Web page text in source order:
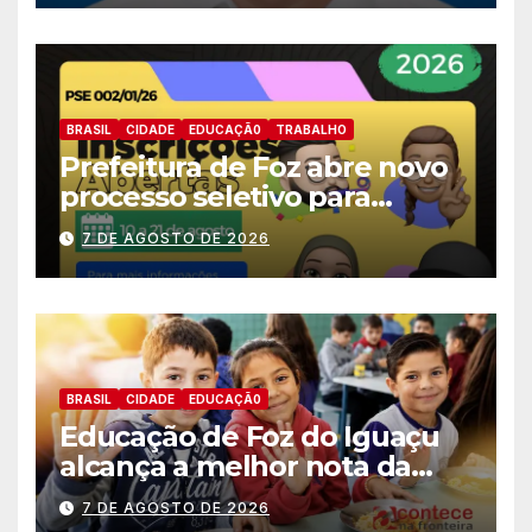
BRASIL CIDADE EDUCAÇÃ0 TRABALHO
Prefeitura de Foz abre novo
processo seletivo para
estagiários
7 DE AGOSTO DE 2026
BRASIL CIDADE EDUCAÇÃ0
Educação de Foz do Iguaçu
alcança a melhor nota da
história no IDEB
7 DE AGOSTO DE 2026